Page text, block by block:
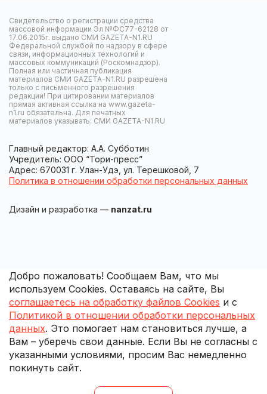
Свидетельство о регистрации средства
массовой информации Эл №ФС77-62128 от
17.06.2015г. выдано СМИ GAZETA-N1.RU
Федеральной службой по надзору в сфере
связи, информационных технологий и
массовых коммуникаций (Роскомнадзор).
Полная или частичная публикация
материалов СМИ GAZETA-N1.RU разрешена
только с письменного разрешения
редакции! При цитировании материалов
прямая активная ссылка на www.gazeta-
n1.ru обязательна. Для печатных
материалов указывать: СМИ GAZETA-N1.RU
Главный редактор: А.А. Субботин
Учредитель: ООО “Тори-пресс”
Адрес: 670031 г. Улан-Удэ, ул. Терешковой, 7
Политика в отношении обработки персональных данных
Дизайн и разработка — nanzat.ru
Добро пожаловать! Сообщаем Вам, что мы
используем Cookies. Оставаясь на сайте, Вы
соглашаетесь на обработку файлов Cookies и с
Политикой в отношении обработки персональных
данных. Это помогает нам становиться лучше, а
Вам – уберечь свои данные. Если Вы не согласны с
указанными условиями, просим Вас немедленно
покинуть сайт.